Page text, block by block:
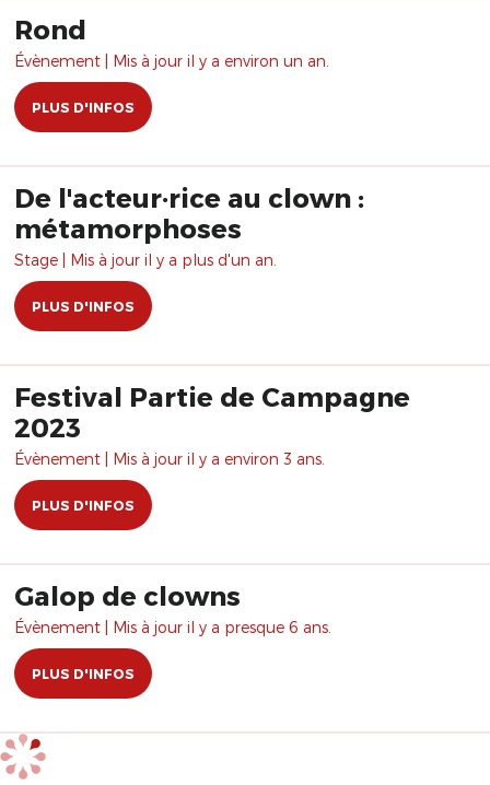
Rond
Évènement | Mis à jour il y a environ un an.
PLUS D'INFOS
De l'acteur·rice au clown :
métamorphoses
Stage | Mis à jour il y a plus d'un an.
PLUS D'INFOS
Festival Partie de Campagne
2023
Évènement | Mis à jour il y a environ 3 ans.
PLUS D'INFOS
Galop de clowns
Évènement | Mis à jour il y a presque 6 ans.
PLUS D'INFOS